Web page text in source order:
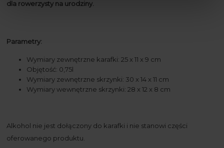
dla rowerzysty na urodziny.
Parametry:
Wymiary zewnętrzne karafki: 25 x 11 x 9 cm
Objętość: 0,75l
Wymiary zewnętrzne skrzynki: 30 x 14 x 11 cm
Wymiary wewnętrzne skrzynki: 28 x 12 x 8 cm
Alkohol nie jest dołączony do karafki i nie stanowi części
oferowanego produktu.